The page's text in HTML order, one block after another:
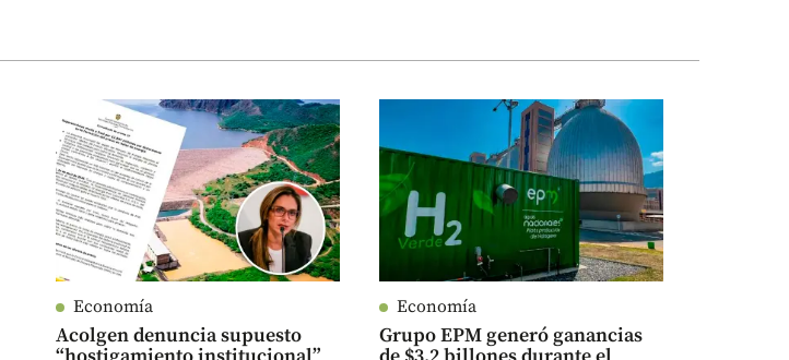
Economía
Acolgen denuncia supuesto
Economía
Grupo EPM generó ganancias